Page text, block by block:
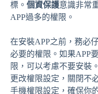
標。 個資保護意識非常
APP過多的權限。
在安裝APP之前，務必
必要的權限。如果APP
限，可以考慮不要安裝
更改權限設定，關閉不
手機權限設定，確保你